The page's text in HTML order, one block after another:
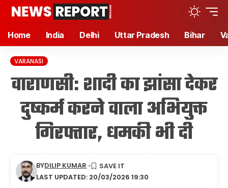
Home India Delhi Uttar Pradesh Bihar
VARANASI
वाराणसी: शादी का झांसा देकर
दुष्कर्म करने वाला अभियुक्त
गिरफ्तार, धमकी भी दी
LAST UPDATED: 20/03/2026 19:30
BYDILIP KUMAR